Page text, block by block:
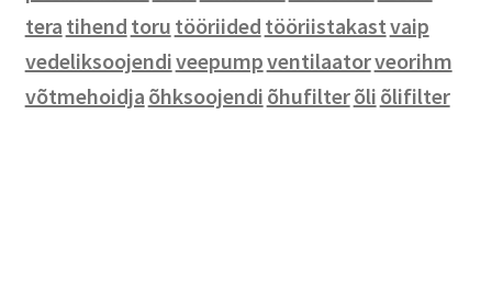
Mänguasjad
Mudelsõidukid
Pusled ja lauamängud
tera tihend toru tööriided tööriistakastvaip
vedeliksoojendiveepumpventilaatorveorihm
võtmehoidja õhksoojendi õhufilterõli õlifilter